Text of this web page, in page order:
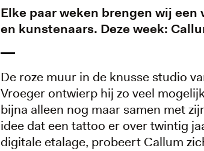
Elke paar weken brengen wij
en kunstenaars. Deze week:
De roze muur in de knusse studio
Vroeger ontwierp hij zo veel
bijna alleen nog maar samen met
idee dat een tattoo er over twintig
digitale etalage, probeert Callum